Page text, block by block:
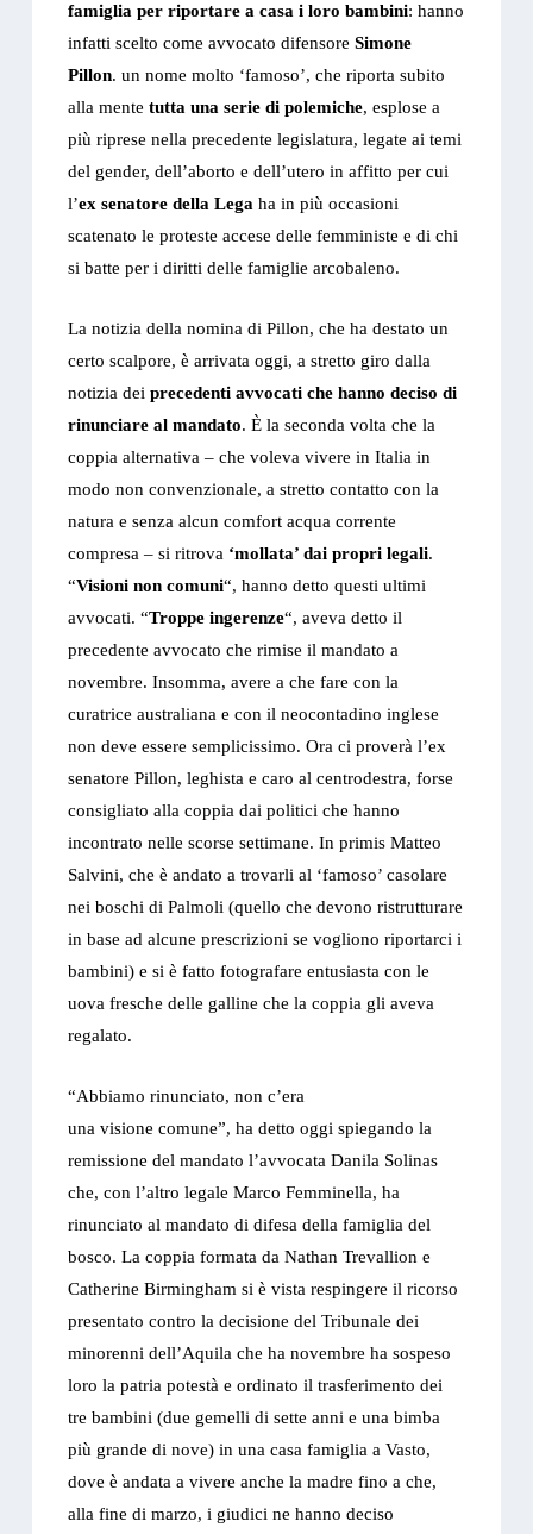
famiglia per riportare a casa i loro bambini: hanno
infatti scelto come avvocato difensoreSimone
Pillon. un nome molto ‘famoso’, che riporta subito
alla mentetutta una serie di polemiche, esplose a
più riprese nella precedente legislatura, legate ai temi
del gender, dell’aborto e dell’utero in affitto per cui
l’ex senatore della Legaha in più occasioni
scatenato le proteste accese delle femministe e di chi
si batte per i diritti delle famiglie arcobaleno.
La notizia della nomina di Pillon, che ha destato un
certo scalpore, è arrivata oggi, a stretto giro dalla
notizia deiprecedenti avvocati che hanno deciso di
rinunciare al mandato. È la seconda volta che la
coppia alternativa – che voleva vivere in Italia in
modo non convenzionale, a stretto contatto con la
natura e senza alcun comfort acqua corrente
compresa – si ritrova ‘mollata’ dai propri legali.
“Visioni non comuni“, hanno detto questi ultimi
avvocati. “Troppe ingerenze“, aveva detto il
precedente avvocato che rimise il mandato a
novembre. Insomma, avere a che fare con la
curatrice australiana e con il neocontadino inglese
non deve essere semplicissimo. Ora ci proverà l’ex
senatore Pillon, leghista e caro al centrodestra, forse
consigliato alla coppia dai politici che hanno
incontrato nelle scorse settimane. In primis Matteo
Salvini, che è andato a trovarli al ‘famoso’ casolare
nei boschi di Palmoli (quello che devono ristrutturare
in base ad alcune prescrizioni se vogliono riportarci i
bambini) e si è fatto fotografare entusiasta con le
uova fresche delle galline che la coppia gli aveva
regalato.
“Abbiamo rinunciato, non c’era
una visione comune”, ha detto oggi spiegando la
remissione del mandato l’avvocata Danila Solinas
che, con l’altro legale Marco Femminella, ha
rinunciato al mandato di difesa della famiglia del
bosco. La coppia formata da Nathan Trevallion e
Catherine Birmingham si è vista respingere il ricorso
presentato contro la decisione del Tribunale dei
minorenni dell’Aquila che ha novembre ha sospeso
loro la patria potestà e ordinato il trasferimento dei
tre bambini (due gemelli di sette anni e una bimba
più grande di nove) in una casa famiglia a Vasto,
dove è andata a vivere anche la madre fino a che,
alla fine di marzo, i giudici ne hanno deciso